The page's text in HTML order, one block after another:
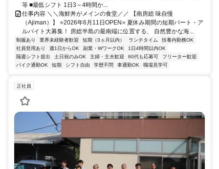
等 ■最低シフト 1日3～4時間か...
仕事内容 ＼＼海鮮丼がメインの食堂／／ 【南房総 味自慢
（Ajiman）】 ⭐2026年6月11日OPEN⭐ 夏休み期間の短期パート・ア
ルバイト大募集！ 房総半島の最南端に位置する、 自然豊かな海...
制服あり 業界未経験者歓迎 短期（3ヵ月以内） ランチタイム
扶養内勤務OK
社員登用あり
週1日からOK 副業・WワークOK
1日4時間以内OK
隔週シフト提出
土日祝のみOK 主婦・主夫歓迎 60代も応募可
フリーター歓迎
バイク通勤OK
短期 シフト自由 学歴不問 車通勤OK 職場見学可
正社員